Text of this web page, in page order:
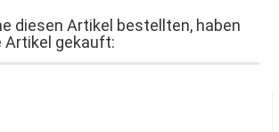
diesen Artikel bestellten, haben
Artikel gekauft: